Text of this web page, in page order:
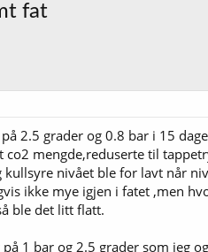
fat
2.5 grader og 0.8 bar i 15
co2 mengde,reduserte til
nivået ble for lavt når
ikke mye igjen i fatet ,men
ble det litt flatt.
1 bar og 2.5 grader som jeg